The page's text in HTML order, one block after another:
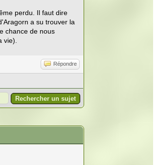
perdu. Il faut dire
a su trouver la
chance de nous
vie).
Répondre